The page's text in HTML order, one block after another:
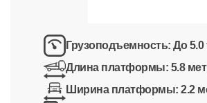
Грузоподъемность:До 5.0
Длина платформы: 5.8
Ширина платформы:2.2